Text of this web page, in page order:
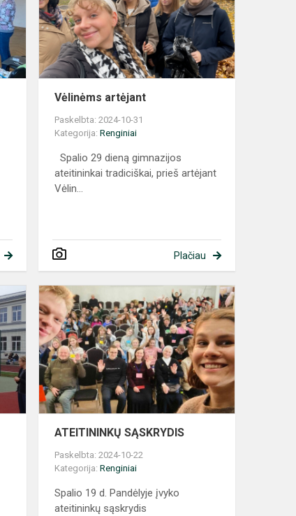
Vėlinėms artėjant
Paskelbta: 2024-10-31
Kategorija:Renginiai
Spalio 29 dieną gimnazijos
ateitininkai tradiciškai, prieš artėjant
Vėlin...
Plačiau
TARPKLASINĖS
SPORTO
VARŽYBOS
,,LINKSMOSIOS
ESTAFETĖS“
ATEITININKŲ
SĄSKRYDIS
ATEITININKŲ SĄSKRYDIS
Paskelbta: 2024-10-22
Kategorija:Renginiai
Spalio 19 d. Pandėlyje įvyko
ateitininkų sąskrydis